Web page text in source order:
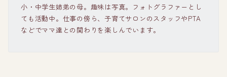
小・中学生姉弟の母。趣味は写真。フォトグラファーとし
ても活動中。仕事の傍ら、子育てサロンのスタッフやPTA
などでママ達との関わりを楽しんでいます。